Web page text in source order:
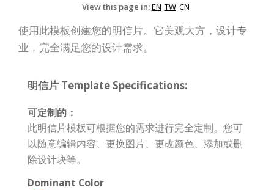
View this page in:EN TW CN
使用此模板创建您的明信片。它美观大方，设计专
业，完全满足您的设计需求。
明信片 Template Specifications:
可定制的：
此明信片模板可根据您的需求进行完全定制。您可
以随意编辑内容、更换图片、更改颜色、添加或删
除设计块等。
Dominant Color